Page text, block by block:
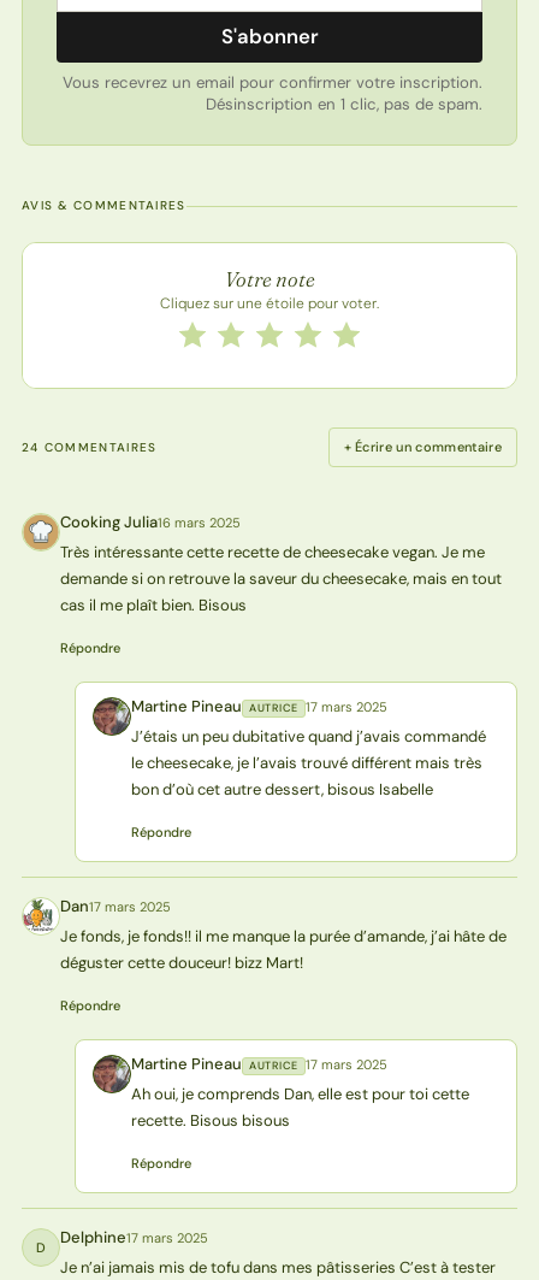
S'abonner
Vous recevrez un email pour confirmer votre inscription.
Désinscription en 1 clic, pas de spam.
AVIS & COMMENTAIRES
Note de la recette
Votre note
Cliquez sur une étoile pour voter.
Notez cette recette de 1 à 5 étoiles
5 étoiles
4 étoiles
3 étoiles
2 étoiles
1 étoile
24 COMMENTAIRES + Écrire un commentaire
CJ Cooking Julia16 mars 2025
Très intéressante cette recette de cheesecake vegan. Je me
demande si on retrouve la saveur du cheesecake, mais en tout
cas il me plaît bien. Bisous
Répondre
MP Martine Pineau AUTRICE 17 mars 2025
J’étais un peu dubitative quand j’avais commandé
le cheesecake, je l’avais trouvé différent mais très
bon d’où cet autre dessert, bisous Isabelle
Répondre
D Dan17 mars 2025
Je fonds, je fonds!! il me manque la purée d’amande, j’ai hâte de
déguster cette douceur! bizz Mart!
Répondre
MP Martine Pineau AUTRICE 17 mars 2025
Ah oui, je comprends Dan, elle est pour toi cette
recette. Bisous bisous
Répondre
D Delphine17 mars 2025
Je n’ai jamais mis de tofu dans mes pâtisseries C’est à tester